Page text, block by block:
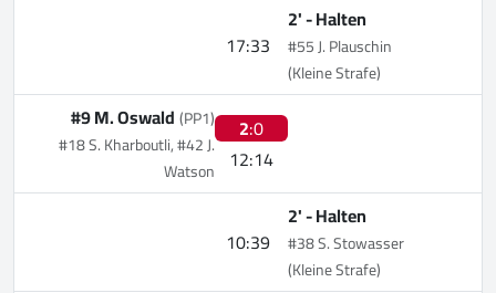
17:33
2' -Halten
#55 J. Plauschin
(Kleine Strafe)
2:0
12:14
#9 M. Oswald (PP1)
#18 S. Kharboutli, #42 J.
Watson
10:39
2' -Halten
#38 S. Stowasser
(Kleine Strafe)